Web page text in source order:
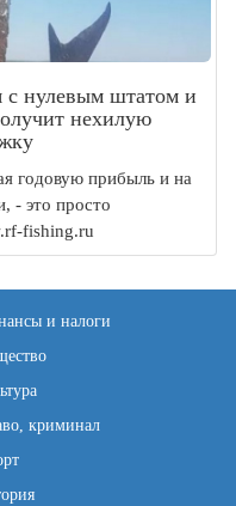
с нулевым штатом и
нехилую
годовую прибыль и на
- это просто
fishing.ru
и налоги
криминал